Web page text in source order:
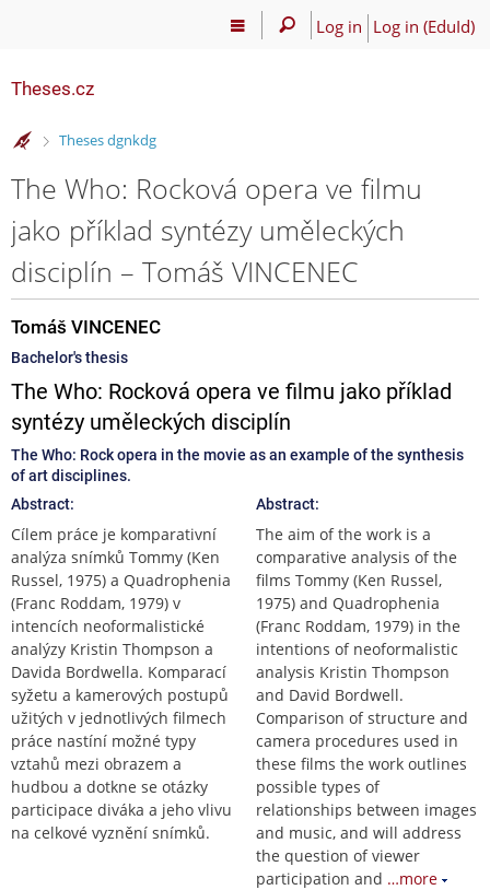
Log in Log in (EduId)
Theses.cz
>
Theses dgnkdg
The Who: Rocková opera ve filmu
jako příklad syntézy uměleckých
disciplín – Tomáš VINCENEC
Tomáš VINCENEC
Bachelor's thesis
The Who: Rocková opera ve filmu jako příklad
syntézy uměleckých disciplín
The Who: Rock opera in the movie as an example of the synthesis
of art disciplines.
Abstract:
Cílem práce je komparativní
analýza snímků Tommy (Ken
Russel, 1975) a Quadrophenia
(Franc Roddam, 1979) v
intencích neoformalistické
analýzy Kristin Thompson a
Davida Bordwella. Komparací
syžetu a kamerových postupů
užitých v jednotlivých filmech
práce nastíní možné typy
vztahů mezi obrazem a
hudbou a dotkne se otázky
participace diváka a jeho vlivu
na celkové vyznění snímků.
Abstract:
The aim of the work is a
comparative analysis of the
films Tommy (Ken Russel,
1975) and Quadrophenia
(Franc Roddam, 1979) in the
intentions of neoformalistic
analysis Kristin Thompson
and David Bordwell.
Comparison of structure and
camera procedures used in
these films the work outlines
possible types of
relationships between images
and music, and will address
the question of viewer
participation and …more